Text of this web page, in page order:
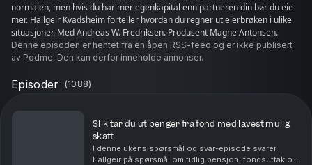
normalen, men hvis du har mer egenkapital enn partneren din bør du eie
mer. Hallgeir Kvadsheim forteller hvordan du regner ut eierbrøken i ulike
situasjoner. Med Andreas W. Fredriksen. Produsent Magne Antonsen.
Denne episoden er hentet fra en åpen RSS-feed og er ikke publisert
av Podme. Den kan derfor inneholde annonser.
Episoder (1088)
Slik tar du ut penger fra fond med lavest mulig
skatt
I denne ukens spørsmål og svar-episode svarer
Hallgeir på spørsmål om tidlig pensjon, fondsuttak og